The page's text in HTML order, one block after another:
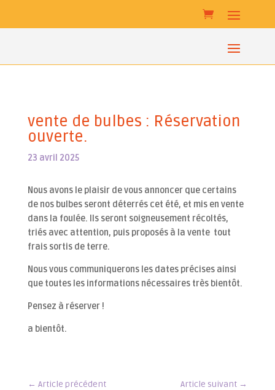
vente de bulbes : Réservation
ouverte.
23 avril 2025
Nous avons le plaisir de vous annoncer que certains
de nos bulbes seront déterrés cet été, et mis en vente
dans la foulée. Ils seront soigneusement récoltés,
triés avec attention, puis proposés à la vente tout
frais sortis de terre.
Nous vous communiquerons les dates précises ainsi
que toutes les informations nécessaires très bientôt.
Pensez à réserver !
a bientôt.
← Article précédent Article suivant →